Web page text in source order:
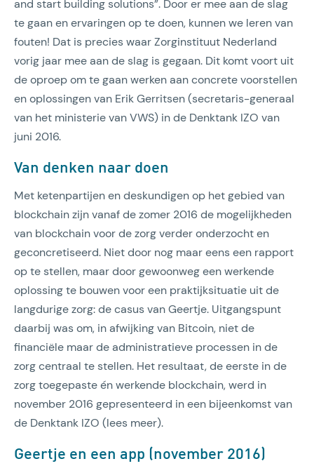
and start building solutions”. Door er mee aan de slag
te gaan en ervaringen op te doen, kunnen we leren van
fouten! Dat is precies waar Zorginstituut Nederland
vorig jaar mee aan de slag is gegaan. Dit komt voort uit
de oproep om te gaan werken aan concrete voorstellen
en oplossingen van Erik Gerritsen (secretaris-generaal
van het ministerie van VWS) in de Denktank IZO van
juni 2016.
Van denken naar doen
Met ketenpartijen en deskundigen op het gebied van
blockchain zijn vanaf de zomer 2016 de mogelijkheden
van blockchain voor de zorg verder onderzocht en
geconcretiseerd. Niet door nog maar eens een rapport
op te stellen, maar door gewoonweg een werkende
oplossing te bouwen voor een praktijksituatie uit de
langdurige zorg: de casus van Geertje. Uitgangspunt
daarbij was om, in afwijking van Bitcoin, niet de
financiële maar de administratieve processen in de
zorg centraal te stellen. Het resultaat, de eerste in de
zorg toegepaste én werkende blockchain, werd in
november 2016 gepresenteerd in een bijeenkomst van
de Denktank IZO (lees meer).
Geertje en een app (november 2016)